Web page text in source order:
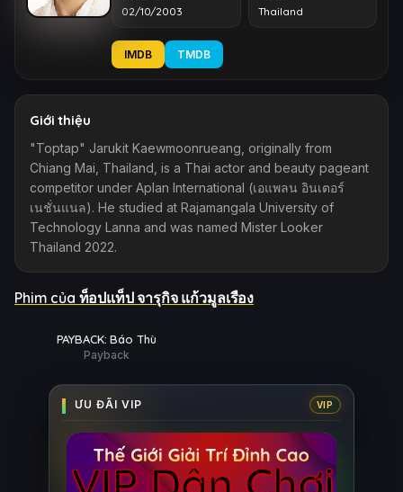
02/10/2003 Thailand
IMDB TMDB
Giới thiệu
"Toptap" Jarukit Kaewmoonrueang, originally from
Chiang Mai, Thailand, is a Thai actor and beauty pageant
competitor under Aplan International (เอแพลน อินเตอร์
เนชั่นแนล). He studied at Rajamangala University of
Technology Lanna and was named Mister Looker
Thailand 2022.
Phim của ท็อปแท็ป จารุกิจ แก้วมูลเรือง
8/10
PAYBACK: Báo Thù
Payback